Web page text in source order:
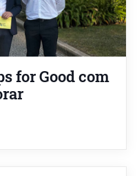
for Good com